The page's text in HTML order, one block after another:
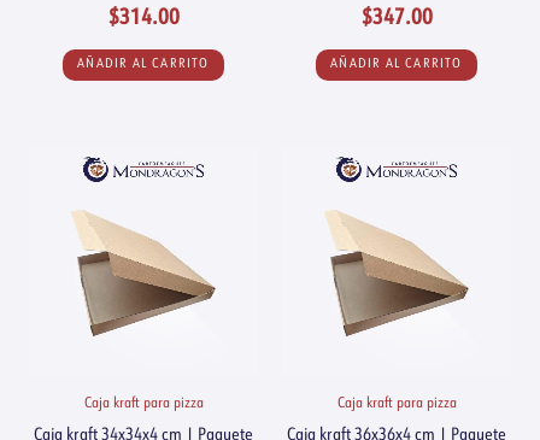
$314.00
AÑADIR AL CARRITO
$347.00
AÑADIR AL CARRITO
Caja kraft para pizza
Caja kraft 34x34x4 cm | Paquete
Caja kraft para pizza
Caja kraft 36x36x4 cm | Paquete